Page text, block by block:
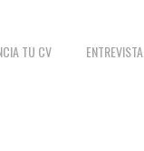
TU CV ENTREVISTA